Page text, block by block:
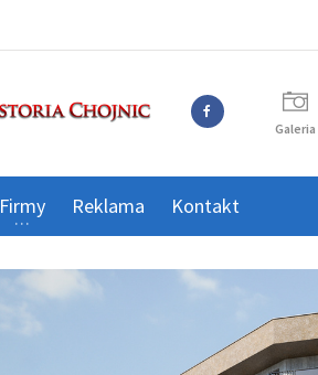
Galeria
Firmy Reklama Kontakt